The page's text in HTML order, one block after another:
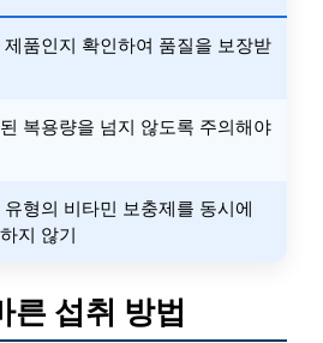
제품인지 확인하여 품질을 보장받
복용량을 넘지 않도록 주의해야
유형의 비타민 보충제를 동시에
지 않기
른 섭취 방법